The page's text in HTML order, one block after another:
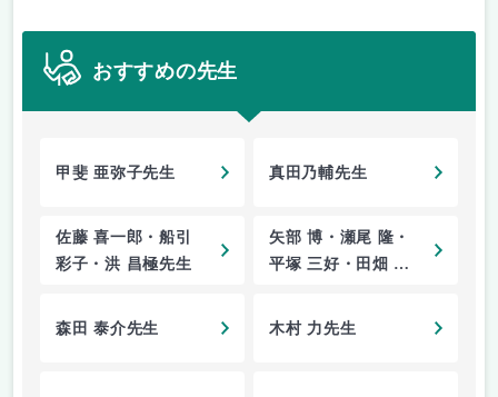
おすすめの先生
甲斐 亜弥子先生 真田乃輔先生
佐藤 喜一郎・船引
彩子・洪 昌極先生
矢部 博・瀬尾 隆・
平塚 三好・田畑 耕
坂本 徳仁・江夏 洋
森田 泰介先生 木村 力先生